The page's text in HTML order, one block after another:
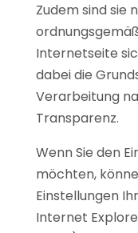
Zudem sind sie
Internetseite
dabei die
Verarbeitung
Transparenz.
Wenn Sie den
möchten,
Einstellungen
Internet